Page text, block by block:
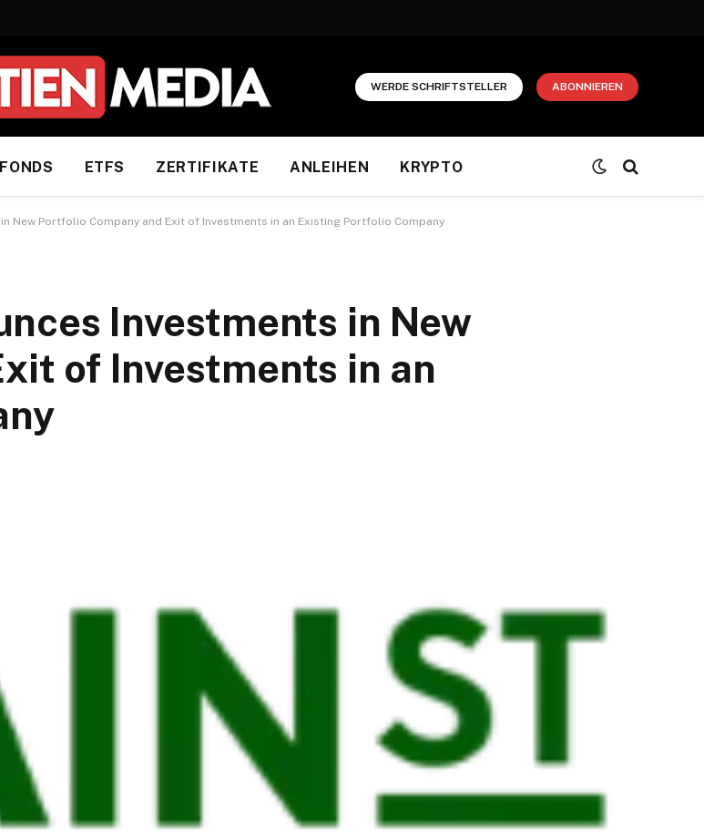
WERDE SCHRIFTSTELLER ABONNIEREN
FONDS ETFS ZERTIFIKATE ANLEIHEN KRYPTO
New Portfolio Company and Exit of Investments in an Existing Portfolio Company
Investments in New
of Investments in an